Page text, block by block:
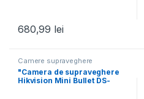
680,99 lei
Camere supraveghere
"Camera de supraveghere
Hikvision Mini Bullet DS-